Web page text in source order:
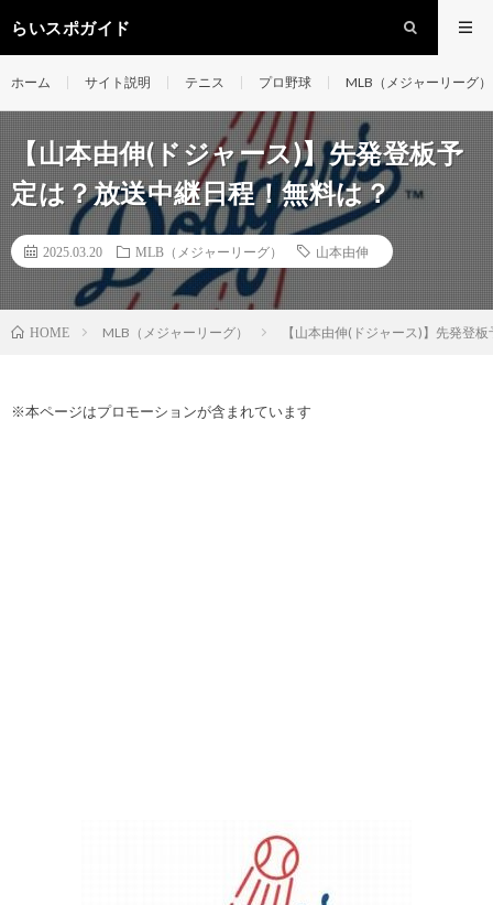
らいスポガイド
ホーム サイト説明 テニス プロ野球 MLB（メジャーリーグ）
【山本由伸(ドジャース)】先発登板予
定は？放送中継日程！無料は？
2025.03.20 MLB（メジャーリーグ） 山本由伸
HOME MLB（メジャーリーグ） 【山本由伸(ドジャース)】先発登
※本ページはプロモーションが含まれています